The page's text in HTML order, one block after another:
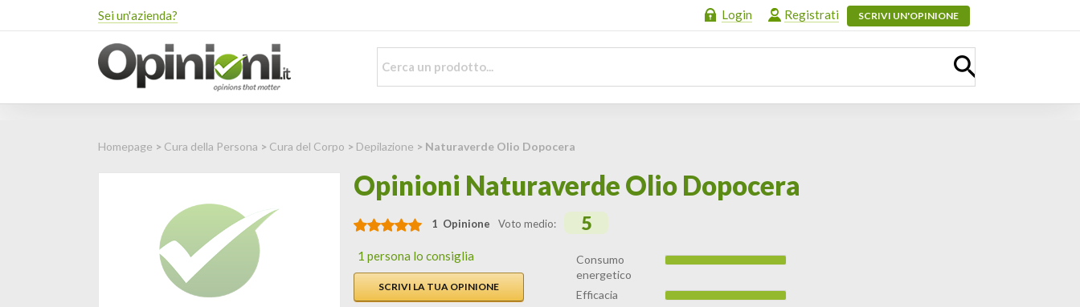
Sei un'azienda? Login Registrati SCRIVI UN'OPINIONE
Homepage > Cura della Persona > Cura del Corpo > Depilazione > Naturaverde Olio Dopocera
Opinioni Naturaverde Olio Dopocera
1 Opinione Voto medio: 5
1 persona lo consiglia
SCRIVI LA TUA OPINIONE
Consumo
energetico
Efficacia